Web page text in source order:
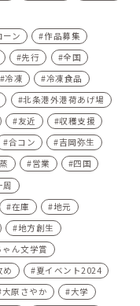
ーン
作品募集
先行
全国
冷凍
冷凍食品
北条港外港荷あげ場
友近
収穫支援
合コン
吉岡弥生
営業
四国
周
在庫
地元
地方創生
ゃん文学賞
め
夏イベント2024
大原さやか
大学